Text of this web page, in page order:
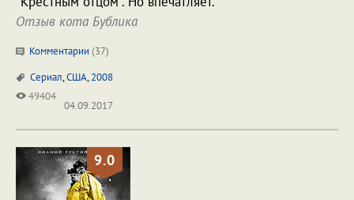
Отзыв кота Бублика
Комментарии (37)
Сериал,США,2008
49404
04.09.2017
9.0